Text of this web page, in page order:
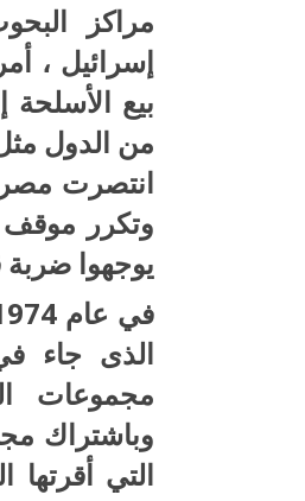
مراكز
إسرائيل ،
بيع
من الدول مثل
انتصرت مصر
وتكرر موقف
يوجهوا ضربة
مجموعات
وباشتراك